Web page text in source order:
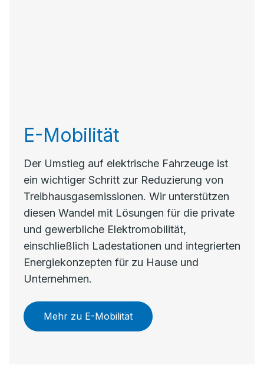
E-Mobilität
Der Umstieg auf elektrische Fahrzeuge ist
ein wichtiger Schritt zur Reduzierung von
Treibhausgasemissionen. Wir unterstützen
diesen Wandel mit Lösungen für die private
und gewerbliche Elektromobilität,
einschließlich Ladestationen und integrierten
Energiekonzepten für zu Hause und
Unternehmen.
Mehr zu E-Mobilität